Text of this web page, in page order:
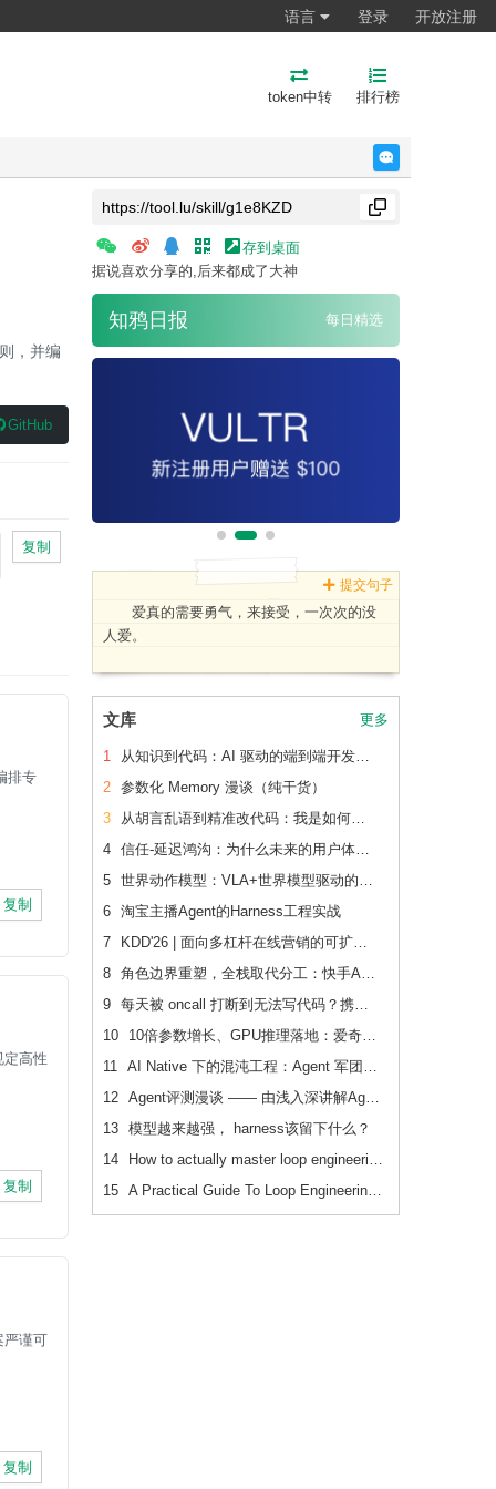
语言 登录 开放注册
token中转 排行榜
，并编
GitHub
复制
排专
复制
定高性
复制
严谨可
复制
存到桌面
据说喜欢分享的,后来都成了大神
知鸦日报 每日精选
提交句子
爱真的需要勇气，来接受，一次次的没
人爱。
文库 更多
1
从知识到代码：AI 驱动的端到端开发流水线（下篇）
2 参数化 Memory 漫谈（纯干货）
3
从胡言乱语到精准改代码：我是如何让 AI 读懂老项目的
4
信任-延迟鸿沟：为什么未来的用户体验会刻意变慢
5
世界动作模型：VLA+世界模型驱动的Physical AI 后训练范式跃迁
6 淘宝主播Agent的Harness工程实战
7
KDD'26 | 面向多杠杆在线营销的可扩展、可追踪联合 增量建模
8
角色边界重塑，全栈取代分工：快手AI生产力体系成形
9
每天被 oncall 打断到无法写代码？携程机票前端用这套方法把重复问题解决了2/3
10
10倍参数增长、GPU推理落地：爱奇艺广告CVR模型的升级之路
11
AI Native 下的混沌工程：Agent 军团如何重新定义系统韧性验证
12
Agent评测漫谈 —— 由浅入深讲解Agent评测
13 模型越来越强， harness该留下什么？
14
How to actually master loop engineering
15
A Practical Guide To Loop Engineering Without Yourself